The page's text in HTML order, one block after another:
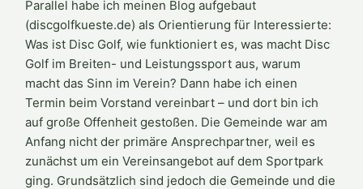
Parallel habe ich meinen Blog aufgebaut
(discgolfkueste.de) als Orientierung für Interessierte:
Was ist Disc Golf, wie funktioniert es, was macht Disc
Golf im Breiten- und Leistungssport aus, warum
macht das Sinn im Verein? Dann habe ich einen
Termin beim Vorstand vereinbart – und dort bin ich
auf große Offenheit gestoßen. Die Gemeinde war am
Anfang nicht der primäre Ansprechpartner, weil es
zunächst um ein Vereinsangebot auf dem Sportpark
ging. Grundsätzlich sind jedoch die Gemeinde und die